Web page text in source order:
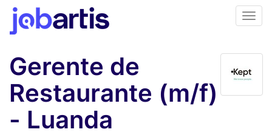
Gerente de
Restaurante (m/f)
- Luanda